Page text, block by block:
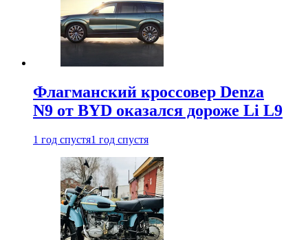
Флагманский кроссовер Denza
N9 от BYD оказался дороже Li L9
1 год спустя1 год спустя